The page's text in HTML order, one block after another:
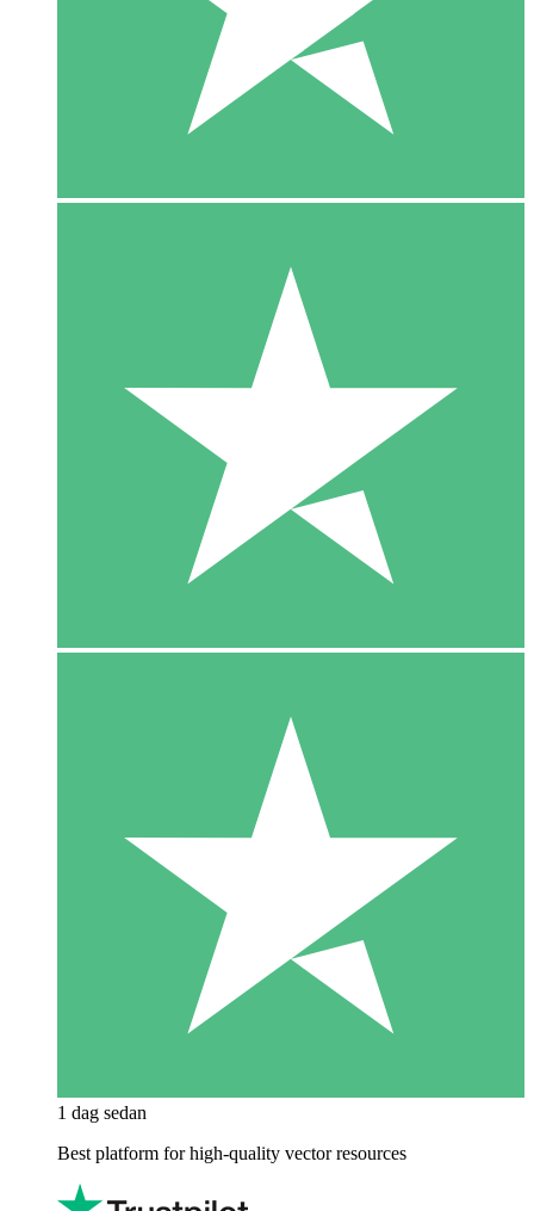
1 dag sedan
Best platform for high-quality vector resources